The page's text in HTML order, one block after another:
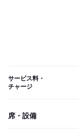
サービス料・
チャージ
席・設備